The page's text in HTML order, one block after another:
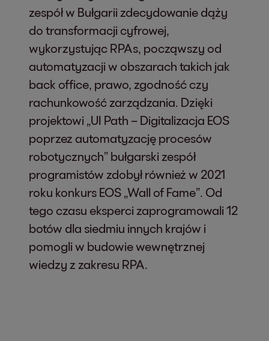
zespół w Bułgarii zdecydowanie dąży
do transformacji cyfrowej,
wykorzystując RPAs, począwszy od
automatyzacji w obszarach takich jak
back office, prawo, zgodność czy
rachunkowość zarządzania. Dzięki
projektowi „UI Path – Digitalizacja EOS
poprzez automatyzację procesów
robotycznych” bułgarski zespół
programistów zdobył również w 2021
roku konkurs EOS „Wall of Fame”. Od
tego czasu eksperci zaprogramowali 12
botów dla siedmiu innych krajów i
pomogli w budowie wewnętrznej
wiedzy z zakresu RPA.